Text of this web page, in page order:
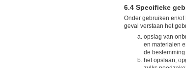
6.4 Specifieke
Onder gebruiken en/
geval verstaan het
opslag van
en materialen
de
het opslaan,